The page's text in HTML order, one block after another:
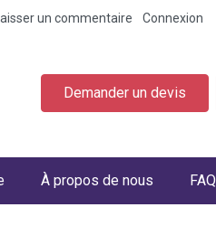
Laisser un commentaire Connexion
Demander un devis
À propos de nous FAQ